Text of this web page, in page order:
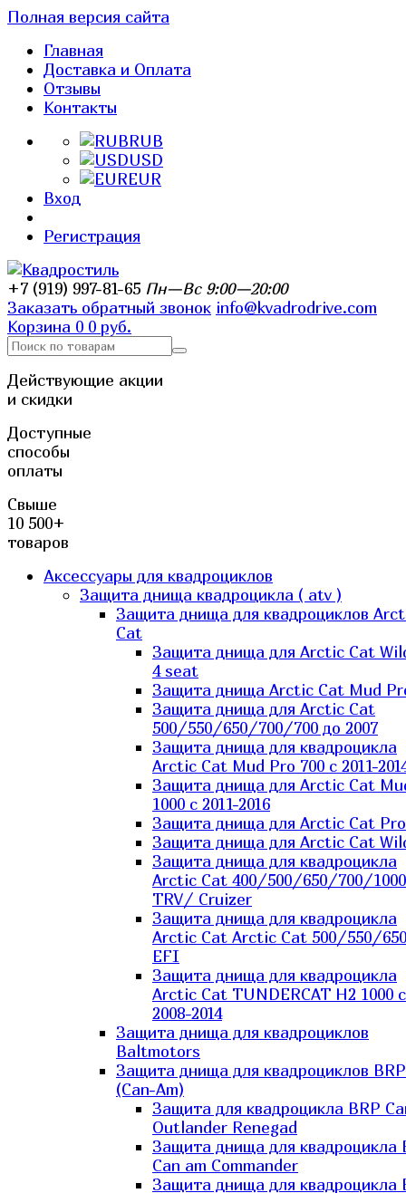
Полная версия сайта
Главная
Доставка и Оплата
Отзывы
Контакты
RUB
USD
EUR
Вход
Регистрация
+7 (919) 997-81-65 Пн—Вс 9:00—20:00
Заказать обратный звонок info@kvadrodrive.com
Корзина 0 0 руб.
Действующие акции
и скидки
Доступные
способы
оплаты
Свыше
10 500+
товаров
Аксессуары для квадроциклов
Защита днища квадроцикла ( atv )
Защита днища для квадроциклов
Cat
Защита днища для Arctic Cat
4 seat
Защита днища Arctic Cat Mud
Защита днища для Arctic Cat
500/550/650/700/700 до 2007
Защита днища для квадроцикла
Arctic Cat Mud Pro 700 с 2011-
Защита днища для Arctic Cat
1000 c 2011-2016
Защита днища для Arctic Cat
Защита днища для Arctic Cat
Защита днища для квадроцикла
Arctic Cat 400/500/650/700/1000
TRV/ Cruizer
Защита днища для квадроцикла
Arctic Cat Arctic Cat 500/550/
EFI
Защита днища для квадроцикла
Arctic Cat TUNDERCAT H2 1000 c
2008-2014
Защита днища для квадроциклов
Baltmotors
Защита днища для квадроциклов BRP
(Can-Am)
Защита для квадроцикла BRP
Outlander Renegad
Защита днища для квадроцикла
Can am Commander
Защита днища для квадроцикла